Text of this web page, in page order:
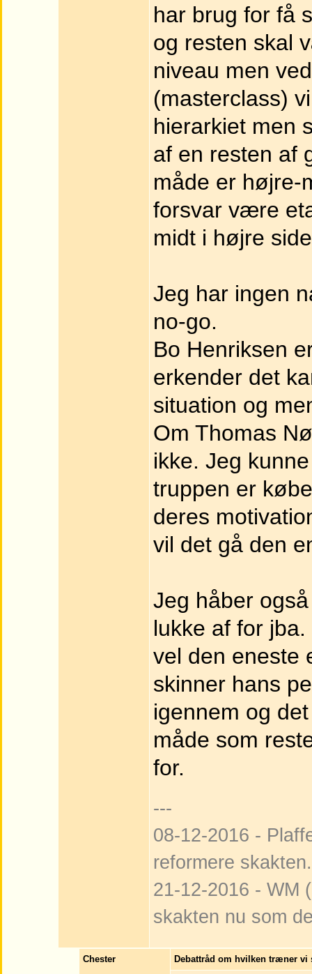
har brug for få
og resten skal
niveau men
(masterclass)
hierarkiet men
af en resten af
måde er højre-
forsvar være
midt i højre
Jeg har ingen
no-go.
Bo Henriksen
erkender det
situation og
Om Thomas
ikke. Jeg
truppen er
deres
vil det gå den
Jeg håber
lukke af for
vel den eneste
skinner hans
igennem og
måde som
for.
---
08-12-2016 -
reformere
21-12-2016 - WM
skakten nu som
Chester
Debattråd om hvilken træner vi